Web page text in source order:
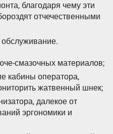
благодаря чему эти
отчечественными
смазочных материалов;
кабины оператора,
жатвенный шнек;
далекое от
эргономики и